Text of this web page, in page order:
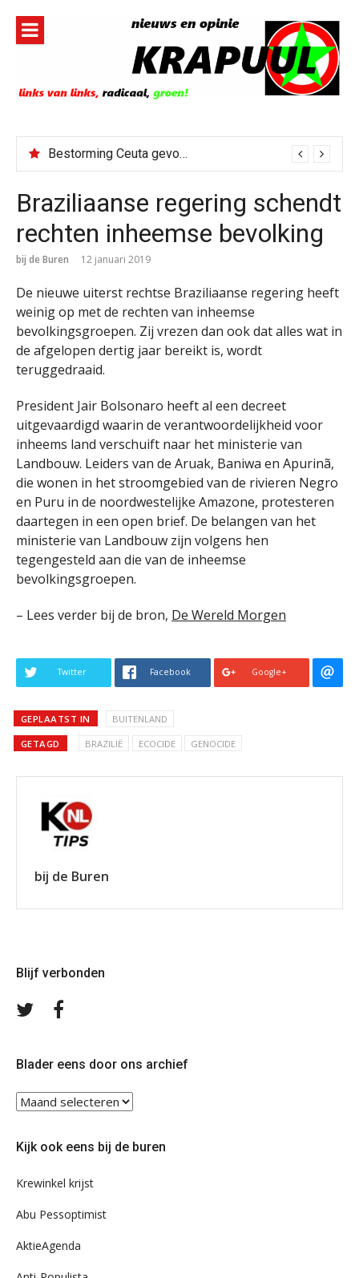
inhoud
Bestorming Ceuta gevolg van op sociale media verspreide hoax?
Braziliaanse regering schendt
rechten inheemse bevolking
bij de Buren 12 januari 2019
De nieuwe uiterst rechtse Braziliaanse regering heeft
weinig op met de rechten van inheemse
bevolkingsgroepen. Zij vrezen dan ook dat alles wat in
de afgelopen dertig jaar bereikt is, wordt
teruggedraaid.
President Jair Bolsonaro heeft al een decreet
uitgevaardigd waarin de verantwoordelijkheid voor
inheems land verschuift naar het ministerie van
Landbouw. Leiders van de Aruak, Baniwa en Apurinã,
die wonen in het stroomgebied van de rivieren Negro
en Puru in de noordwestelijke Amazone, protesteren
daartegen in een open brief. De belangen van het
ministerie van Landbouw zijn volgens hen
tegengesteld aan die van de inheemse
bevolkingsgroepen.
– Lees verder bij de bron, De Wereld Morgen
Twitter Facebook Google+
GEPLAATST IN BUITENLAND
GETAGD BRAZILIË ECOCIDE GENOCIDE
bij de Buren
Blijf verbonden
Volg
Blader eens door ons archief
Blader
eens
ons
Kijk ook eens bij de buren
Krewinkel krijst
Abu Pessoptimist
AktieAgenda